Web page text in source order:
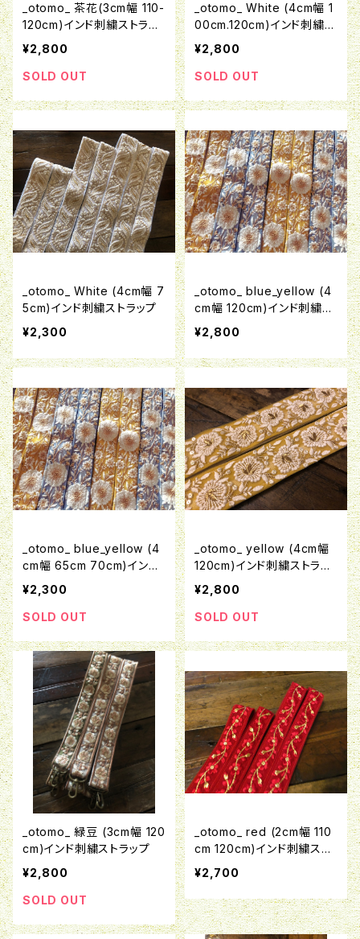
_otomo_ 茶花(3cm幅 110-
120cm)インド刺繍ストラッ
プ
¥2,800
SOLD OUT
_otomo_ White (4cm幅 1
00cm.120cm)インド刺繍ス
トラップ
¥2,800
SOLD OUT
_otomo_ White (4cm幅 7
5cm)インド刺繍ストラップ
¥2,300
_otomo_ blue_yellow (4
cm幅 120cm)インド刺繍ス
トラップ
¥2,800
_otomo_ blue_yellow (4
cm幅 65cm 70cm)インド
刺繍ストラップ
¥2,300
SOLD OUT
_otomo_ yellow (4cm幅
120cm)インド刺繍ストラッ
プ
¥2,800
SOLD OUT
_otomo_ 緑豆 (3cm幅 120
cm)インド刺繍ストラップ
¥2,800
SOLD OUT
_otomo_ red (2cm幅 110
cm 120cm)インド刺繍スト
ラップ
¥2,700